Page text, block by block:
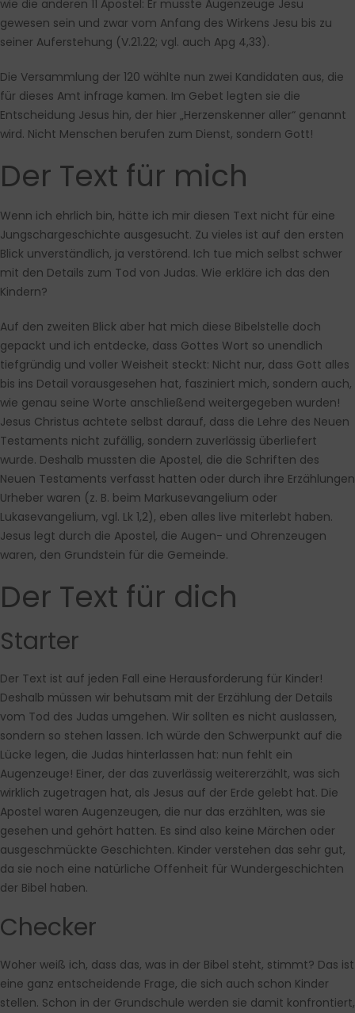
wie die anderen 11 Apostel: Er musste Augenzeuge Jesu
gewesen sein und zwar vom Anfang des Wirkens Jesu bis zu
seiner Auferstehung (V.21.22; vgl. auch Apg 4,33).
Die Versammlung der 120 wählte nun zwei Kandidaten aus, die
für dieses Amt infrage kamen. Im Gebet legten sie die
Entscheidung Jesus hin, der hier „Herzenskenner aller“ genannt
wird. Nicht Menschen berufen zum Dienst, sondern Gott!
Der Text für mich
Wenn ich ehrlich bin, hätte ich mir diesen Text nicht für eine
Jungschargeschichte ausgesucht. Zu vieles ist auf den ersten
Blick unverständlich, ja verstörend. Ich tue mich selbst schwer
mit den Details zum Tod von Judas. Wie erkläre ich das den
Kindern?
Auf den zweiten Blick aber hat mich diese Bibelstelle doch
gepackt und ich entdecke, dass Gottes Wort so unendlich
tiefgründig und voller Weisheit steckt: Nicht nur, dass Gott alles
bis ins Detail vorausgesehen hat, fasziniert mich, sondern auch,
wie genau seine Worte anschließend weitergegeben wurden!
Jesus Christus achtete selbst darauf, dass die Lehre des Neuen
Testaments nicht zufällig, sondern zuverlässig überliefert
wurde. Deshalb mussten die Apostel, die die Schriften des
Neuen Testaments verfasst hatten oder durch ihre Erzählungen
Urheber waren (z. B. beim Markusevangelium oder
Lukasevangelium, vgl. Lk 1,2), eben alles live miterlebt haben.
Jesus legt durch die Apostel, die Augen- und Ohrenzeugen
waren, den Grundstein für die Gemeinde.
Der Text für dich
Starter
Der Text ist auf jeden Fall eine Herausforderung für Kinder!
Deshalb müssen wir behutsam mit der Erzählung der Details
vom Tod des Judas umgehen. Wir sollten es nicht auslassen,
sondern so stehen lassen. Ich würde den Schwerpunkt auf die
Lücke legen, die Judas hinterlassen hat: nun fehlt ein
Augenzeuge! Einer, der das zuverlässig weitererzählt, was sich
wirklich zugetragen hat, als Jesus auf der Erde gelebt hat. Die
Apostel waren Augenzeugen, die nur das erzählten, was sie
gesehen und gehört hatten. Es sind also keine Märchen oder
ausgeschmückte Geschichten. Kinder verstehen das sehr gut,
da sie noch eine natürliche Offenheit für Wundergeschichten
der Bibel haben.
Checker
Woher weiß ich, dass das, was in der Bibel steht, stimmt? Das ist
eine ganz entscheidende Frage, die sich auch schon Kinder
stellen. Schon in der Grundschule werden sie damit konfrontiert,